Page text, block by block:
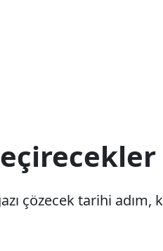
çözecek tarihi adım,